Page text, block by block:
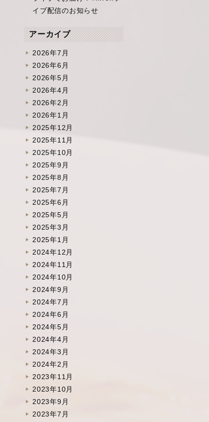
イブ配信のお知らせ
アーカイブ
2026年7月
2026年6月
2026年5月
2026年4月
2026年2月
2026年1月
2025年12月
2025年11月
2025年10月
2025年9月
2025年8月
2025年7月
2025年6月
2025年5月
2025年3月
2025年1月
2024年12月
2024年11月
2024年10月
2024年9月
2024年7月
2024年6月
2024年5月
2024年4月
2024年3月
2024年2月
2023年11月
2023年10月
2023年9月
2023年7月